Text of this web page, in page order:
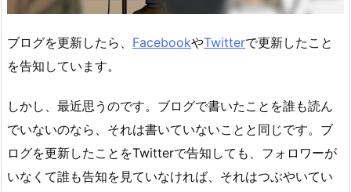
ブログを更新したら、 FacebookやTwitterで更新したこと
を告知しています。
しかし、最近思うのです。ブログで書いたことを誰も読ん
でいないのなら、それは書いていないことと同じです。ブ
ログを更新したことをTwitterで告知しても、フォロワーが
いなくて誰も告知を見ていなければ、それはつぶやいてい